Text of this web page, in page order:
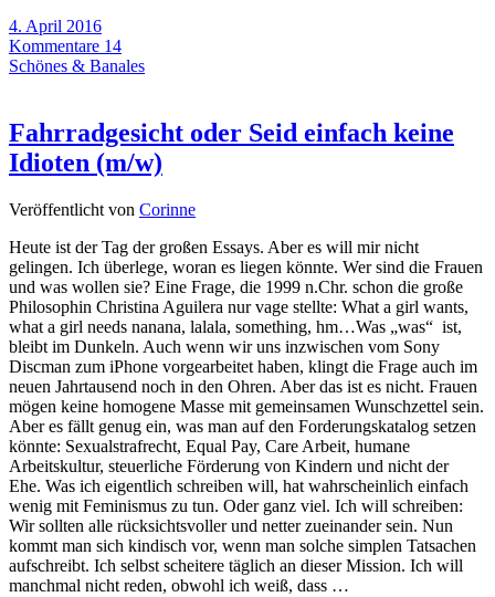
4. April 2016
Kommentare 14
Schönes & Banales
Fahrradgesicht oder Seid einfach keine
Idioten (m/w)
Veröffentlicht von Corinne
Heute ist der Tag der großen Essays. Aber es will mir nicht
gelingen. Ich überlege, woran es liegen könnte. Wer sind die Frauen
und was wollen sie? Eine Frage, die 1999 n.Chr. schon die große
Philosophin Christina Aguilera nur vage stellte: What a girl wants,
what a girl needs nanana, lalala, something, hm…Was „was“ ist,
bleibt im Dunkeln. Auch wenn wir uns inzwischen vom Sony
Discman zum iPhone vorgearbeitet haben, klingt die Frage auch im
neuen Jahrtausend noch in den Ohren. Aber das ist es nicht. Frauen
mögen keine homogene Masse mit gemeinsamen Wunschzettel sein.
Aber es fällt genug ein, was man auf den Forderungskatalog setzen
könnte: Sexualstrafrecht, Equal Pay, Care Arbeit, humane
Arbeitskultur, steuerliche Förderung von Kindern und nicht der
Ehe. Was ich eigentlich schreiben will, hat wahrscheinlich einfach
wenig mit Feminismus zu tun. Oder ganz viel. Ich will schreiben:
Wir sollten alle rücksichtsvoller und netter zueinander sein. Nun
kommt man sich kindisch vor, wenn man solche simplen Tatsachen
aufschreibt. Ich selbst scheitere täglich an dieser Mission. Ich will
manchmal nicht reden, obwohl ich weiß, dass …